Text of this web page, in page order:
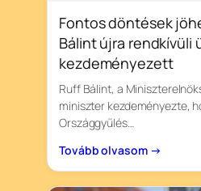
Fontos döntések
Bálint újra rendkívüli
kezdeményezett
Ruff Bálint, a
miniszter kezdeményezte,
Országgyűlés…
Tovább olvasom →